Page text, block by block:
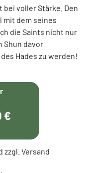
bei voller Stärke. Den
mit dem seines
die Saints nicht nur
Shun davor
Hades zu werden!
€
zzgl. Versand